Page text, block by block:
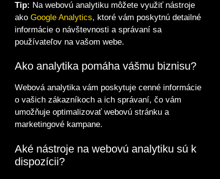
Tip: Na webovú analytiku môžete využiť nástroje
ako Google Analytics, ktoré vám poskytnú detailné
informácie o návštevnosti a správaní sa
používateľov na vašom webe.
Ako analytika pomáha vášmu biznisu?
Webová analytika vám poskytuje cenné informácie
o vašich zákazníkoch a ich správaní, čo vám
umožňuje optimalizovať webovú stránku a
marketingové kampane.
Aké nástroje na webovú analytiku sú k
dispozícii?